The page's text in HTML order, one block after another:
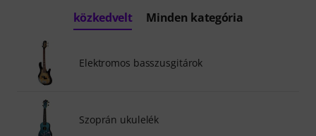
közkedvelt Minden kategória
Elektromos basszusgitárok
Szoprán ukulelék